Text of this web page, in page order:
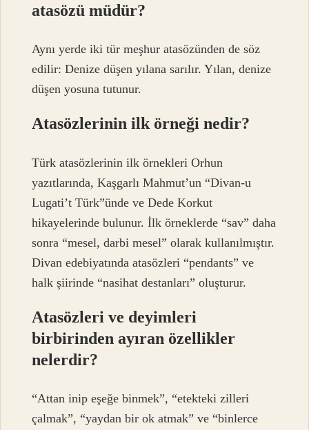
atasözü müdür?
Aynı yerde iki tür meşhur atasözünden de söz
edilir: Denize düşen yılana sarılır. Yılan, denize
düşen yosuna tutunur.
Atasözlerinin ilk örneği nedir?
Türk atasözlerinin ilk örnekleri Orhun
yazıtlarında, Kaşgarlı Mahmut’un “Divan-u
Lugati’t Türk”ünde ve Dede Korkut
hikayelerinde bulunur. İlk örneklerde “sav” daha
sonra “mesel, darbi mesel” olarak kullanılmıştır.
Divan edebiyatında atasözleri “pendants” ve
halk şiirinde “nasihat destanları” oluşturur.
Atasözleri ve deyimleri
birbirinden ayıran özellikler
nelerdir?
“Attan inip eşeğe binmek”, “etekteki zilleri
çalmak”, “yaydan bir ok atmak” ve “binlerce